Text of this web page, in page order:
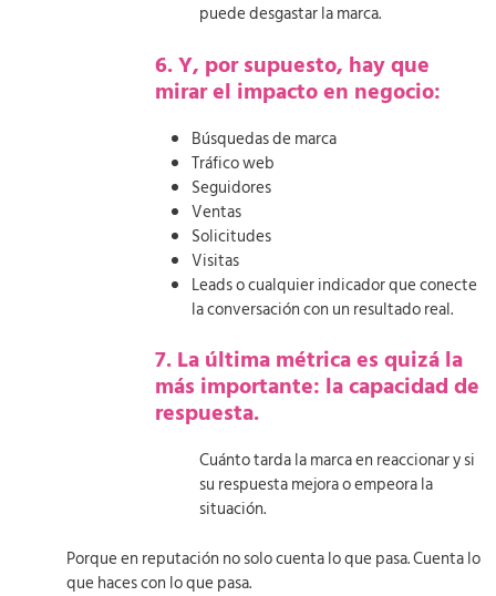
puede desgastar la marca.
6. Y, por supuesto, hay que
mirar el impacto en negocio:
Búsquedas de marca
Tráfico web
Seguidores
Ventas
Solicitudes
Visitas
Leads o cualquier indicador que conecte
la conversación con un resultado real.
7. La última métrica es quizá la
más importante: la capacidad de
respuesta.
Cuánto tarda la marca en reaccionar y si
su respuesta mejora o empeora la
situación.
Porque en reputación no solo cuenta lo que pasa. Cuenta lo
que haces con lo que pasa.